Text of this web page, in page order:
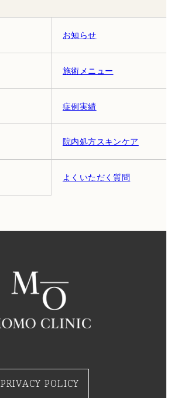
お知らせ
施術メニュー
症例実績
院内処方スキンケア
よくいただく質問
PRIVACY POLICY